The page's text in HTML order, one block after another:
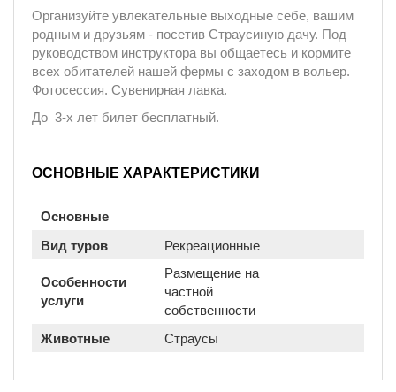
Организуйте увлекательные выходные себе, вашим
родным и друзьям - посетив Страусиную дачу. Под
руководством инструктора вы общаетесь и кормите
всех обитателей нашей фермы с заходом в вольер.
Фотосессия. Сувенирная лавка.
До 3-х лет билет бесплатный.
ОСНОВНЫЕ ХАРАКТЕРИСТИКИ
Основные
Вид туров
Рекреационные
Особенности
услуги
Размещение на
частной
собственности
Животные
Страусы